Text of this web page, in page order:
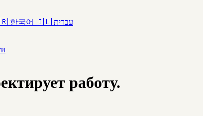
한국어 🇮🇱 עברית
работу.